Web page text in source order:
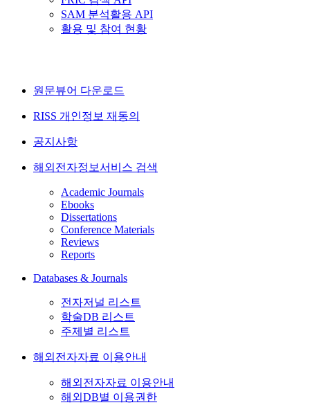
SAM 분석활용 API
활용 및 참여 현황
원문뷰어 다운로드
RISS 개인정보 재동의
공지사항
해외전자정보서비스 검색
Academic Journals
Ebooks
Dissertations
Conference Materials
Reviews
Reports
Databases & Journals
전자저널 리스트
학술DB 리스트
주제별 리스트
해외전자자료 이용안내
해외전자자료 이용안내
해외DB별 이용권한